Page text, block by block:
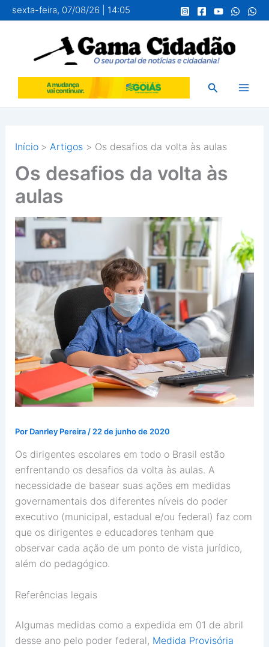
para
conteúdo
sexta-feira, 07/08/26 | 14:05
Pesquisar
Início Artigos Os desafios da volta às aulas
Os desafios da volta às
aulas
Por Danrley Pereira / 22 de junho de 2020
Os dirigentes escolares em todo o Brasil estão
enfrentando os desafios da volta às aulas. A
necessidade de basear suas ações em medidas
governamentais dos diferentes níveis do poder
executivo (municipal, estadual e/ou federal) faz com
que os dirigentes e educadores tenham que
observar cada ação de um ponto de vista jurídico,
além do pedagógico.
Referências legais
Algumas medidas como a expedida em 01 de abril
desse ano pelo poder federal, Medida Provisória